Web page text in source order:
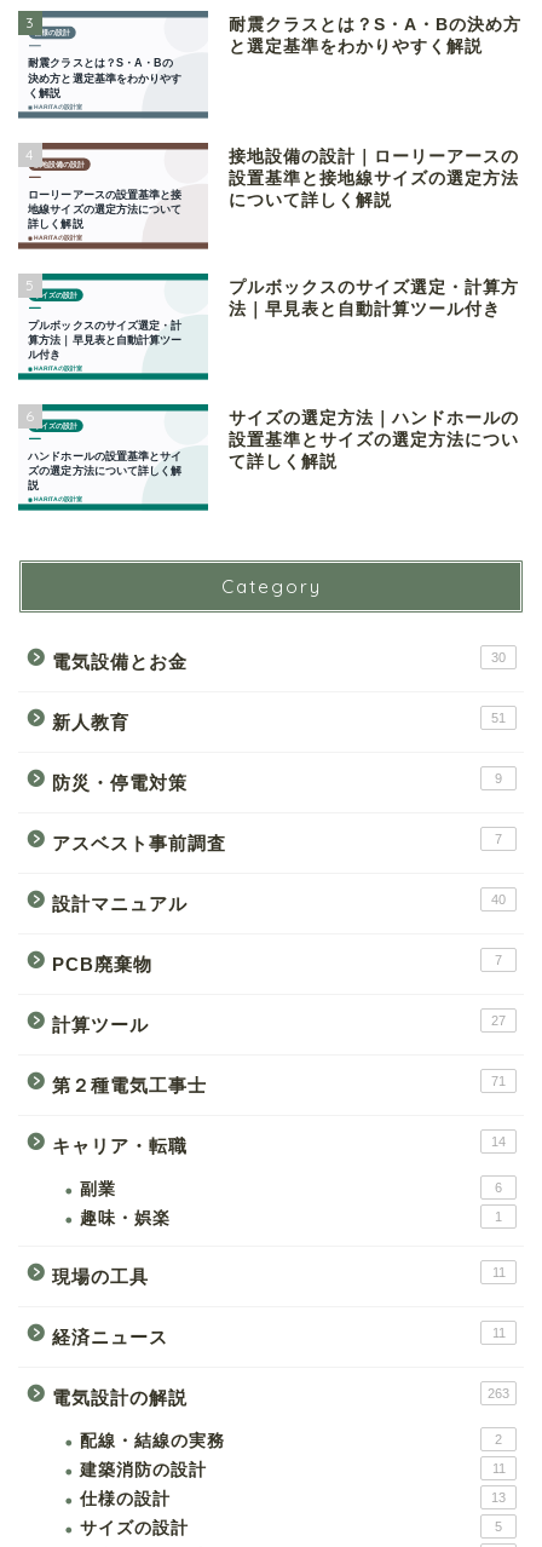
3
耐震クラスとは？S・A・Bの決め方
と選定基準をわかりやすく解説
4
接地設備の設計｜ローリーアースの
設置基準と接地線サイズの選定方法
について詳しく解説
5
プルボックスのサイズ選定・計算方
法｜早見表と自動計算ツール付き
6
サイズの選定方法｜ハンドホールの
設置基準とサイズの選定方法につい
て詳しく解説
Category
電気設備とお金 30
新人教育 51
防災・停電対策 9
アスベスト事前調査 7
設計マニュアル 40
PCB廃棄物 7
計算ツール 27
第２種電気工事士 71
キャリア・転職 14
副業 6
趣味・娯楽 1
現場の工具 11
経済ニュース 11
電気設計の解説 263
配線・結線の実務 2
建築消防の設計 11
仕様の設計 13
サイズの設計 5